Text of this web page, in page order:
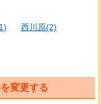
西川原(2)
変更する